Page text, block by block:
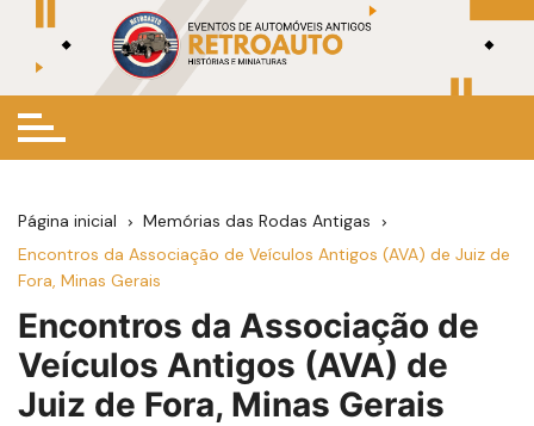
conteúdo
Página inicial
Memórias das Rodas Antigas
Encontros da Associação de Veículos Antigos (AVA) de Juiz de
Fora, Minas Gerais
Encontros da Associação de
Veículos Antigos (AVA) de
Juiz de Fora, Minas Gerais